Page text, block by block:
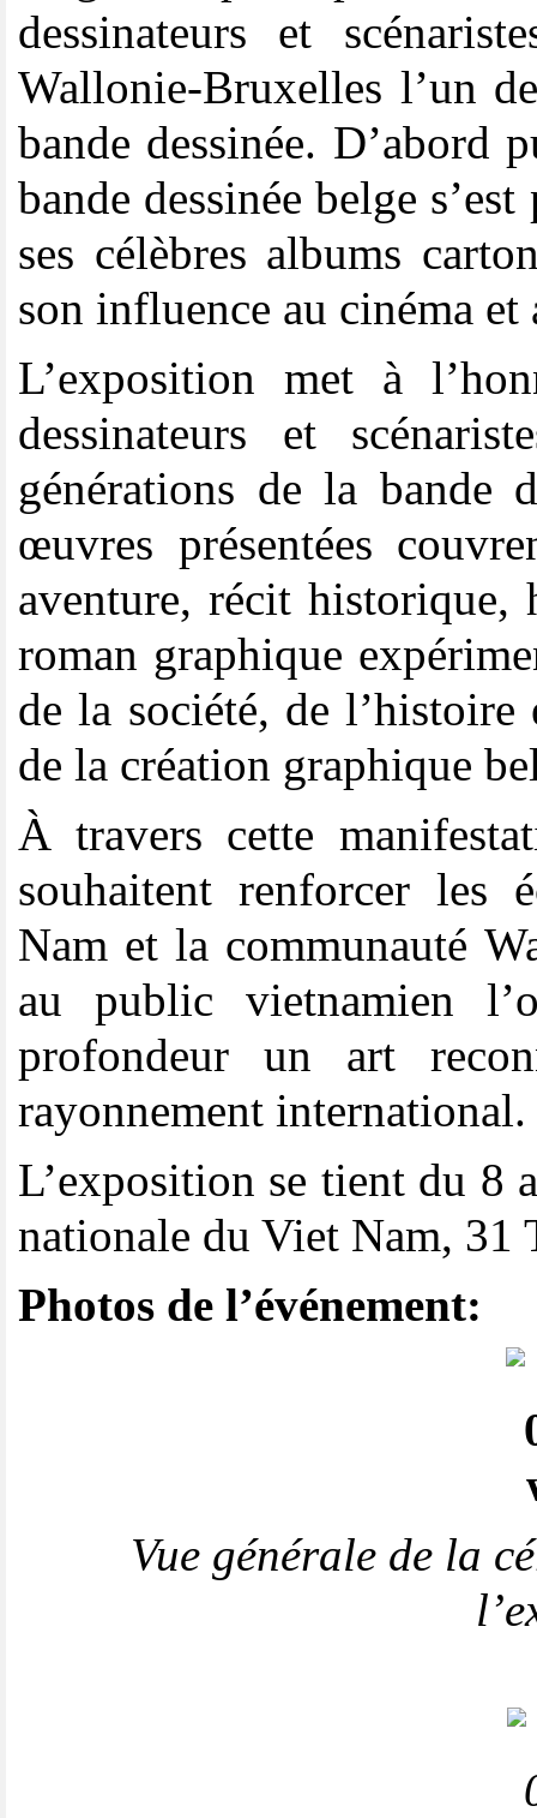
dessinateurs et
Wallonie-Bruxelles l’un
bande dessinée. D’abord
bande dessinée belge
ses célèbres albums
son influence au cinéma
L’exposition met à
dessinateurs et
générations de la bande
œuvres présentées
aventure, récit historique,
roman graphique
de la société, de l’histoire
de la création graphique
À travers cette
souhaitent renforcer les
Nam et la communauté
au public vietnamien
profondeur un art
rayonnement international.
L’exposition se tient du 8
nationale du Viet Nam, 31
Photos de l’événement:
Vue générale de la